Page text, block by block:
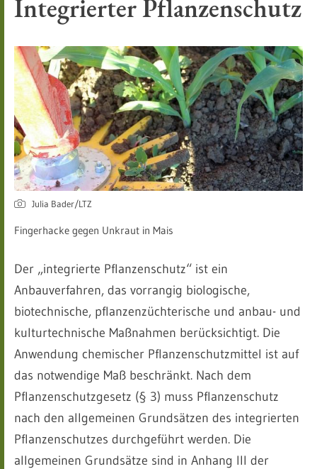
Integrierter Pflanzenschutz
Julia Bader/LTZ
Fingerhacke gegen Unkraut in Mais
Der „integrierte Pflanzenschutz“ ist ein
Anbauverfahren, das vorrangig biologische,
biotechnische, pflanzenzüchterische und anbau- und
kulturtechnische Maßnahmen berücksichtigt. Die
Anwendung chemischer Pflanzenschutzmittel ist auf
das notwendige Maß beschränkt. Nach dem
Pflanzenschutzgesetz (§ 3) muss Pflanzenschutz
nach den allgemeinen Grundsätzen des integrierten
Pflanzenschutzes durchgeführt werden. Die
allgemeinen Grundsätze sind in Anhang III der